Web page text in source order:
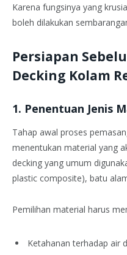
Karena fungsinya yang
boleh dilakukan
Persiapan
Decking Kolam
1. Penentuan Jenis
Tahap awal proses
menentukan material yang
decking yang umum
plastic composite), batu
Pemilihan material harus
Ketahanan terhadap air